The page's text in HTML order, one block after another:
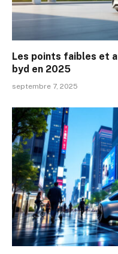
Les points faibles et
byd en 2025
septembre 7, 2025